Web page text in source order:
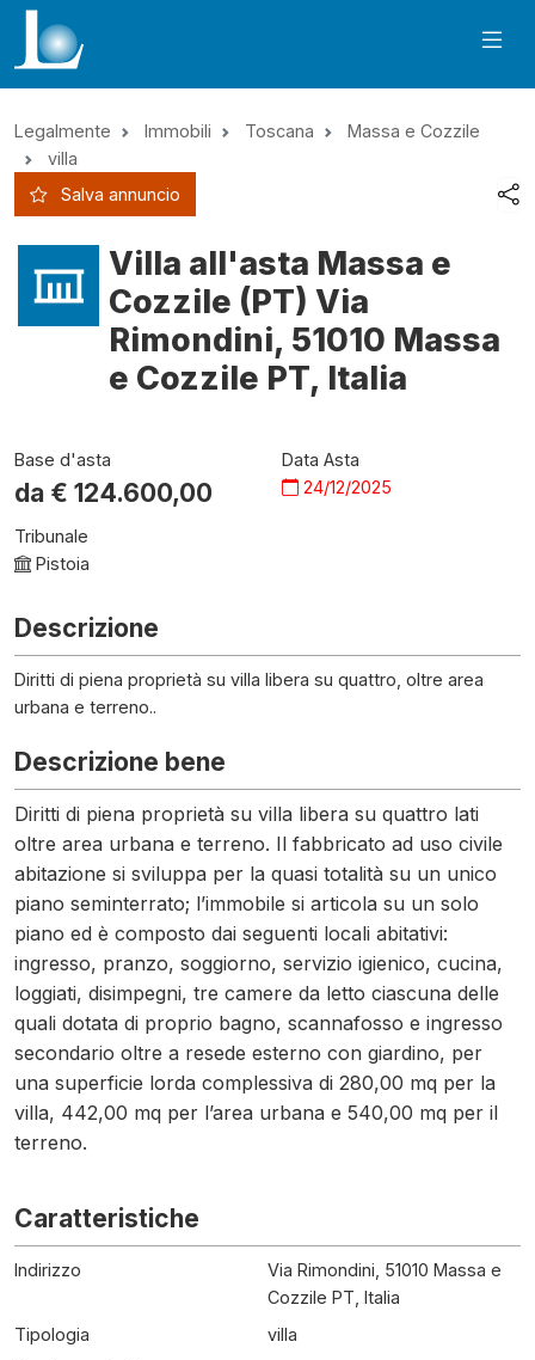
Legalmente Immobili Toscana
Massa e Cozzile
villa
Salva annuncio
Villa all'asta Massa e
Cozzile (PT) Via
Rimondini, 51010 Massa
e Cozzile PT, Italia
Base d'asta
da € 124.600,00
Data Asta
24/12/2025
Tribunale
Pistoia
Descrizione
Diritti di piena proprietà su villa libera su quattro, oltre area
urbana e terreno..
Descrizione bene
Diritti di piena proprietà su villa libera su quattro lati
oltre area urbana e terreno. Il fabbricato ad uso civile
abitazione si sviluppa per la quasi totalità su un unico
piano seminterrato; l’immobile si articola su un solo
piano ed è composto dai seguenti locali abitativi:
ingresso, pranzo, soggiorno, servizio igienico, cucina,
loggiati, disimpegni, tre camere da letto ciascuna delle
quali dotata di proprio bagno, scannafosso e ingresso
secondario oltre a resede esterno con giardino, per
una superficie lorda complessiva di 280,00 mq per la
villa, 442,00 mq per l’area urbana e 540,00 mq per il
terreno.
Caratteristiche
Indirizzo
Via Rimondini, 51010 Massa e
Cozzile PT, Italia
Tipologia
villa